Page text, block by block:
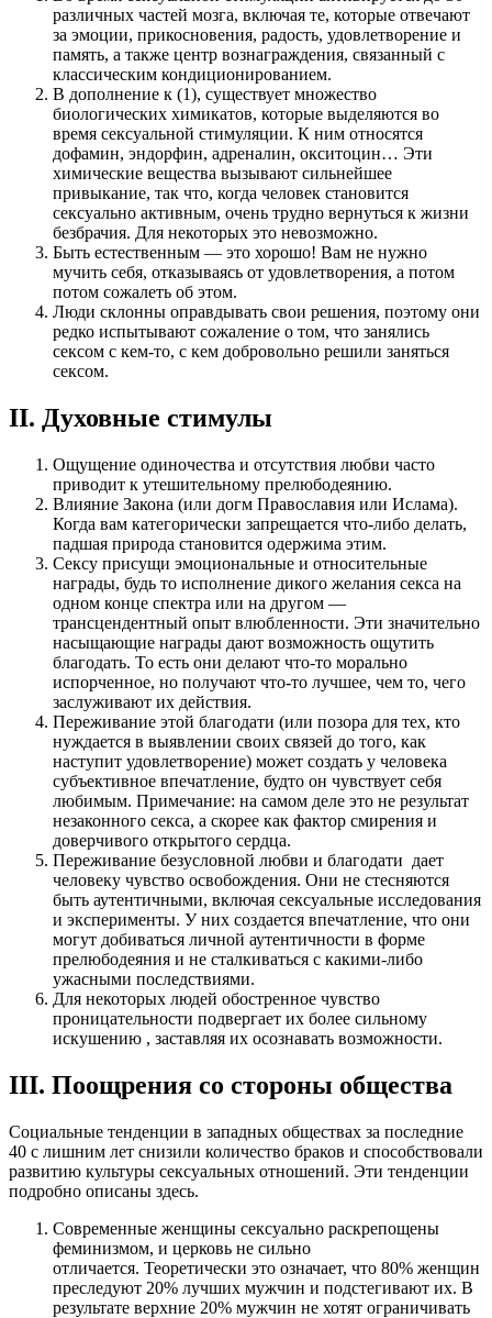
различных частей мозга, включая те, которые отвечают
за эмоции, прикосновения, радость, удовлетворение и
память, а также центр вознаграждения, связанный с
классическим кондиционированием.
В дополнение к (1), существует множество
биологических химикатов, которые выделяются во
время сексуальной стимуляции. К ним относятся
дофамин, эндорфин, адреналин, окситоцин… Эти
химические вещества вызывают сильнейшее
привыкание, так что, когда человек становится
сексуально активным, очень трудно вернуться к жизни
безбрачия. Для некоторых это невозможно.
Быть естественным — это хорошо! Вам не нужно
мучить себя, отказываясь от удовлетворения, а потом
потом сожалеть об этом.
Люди склонны оправдывать свои решения, поэтому они
редко испытывают сожаление о том, что занялись
сексом с кем-то, с кем добровольно решили заняться
сексом.
II. Духовные стимулы
Ощущение одиночества и отсутствия любви часто
приводит к утешительному прелюбодеянию.
Влияние Закона (или догм Православия или Ислама).
Когда вам категорически запрещается что-либо делать,
падшая природа становится одержима этим.
Сексу присущи эмоциональные и относительные
награды, будь то исполнение дикого желания секса на
одном конце спектра или на другом —
трансцендентный опыт влюбленности. Эти значительно
насыщающие награды дают возможность ощутить
благодать. То есть они делают что-то морально
испорченное, но получают что-то лучшее, чем то, чего
заслуживают их действия.
Переживание этой благодати (или позора для тех, кто
нуждается в выявлении своих связей до того, как
наступит удовлетворение) может создать у человека
субъективное впечатление, будто он чувствует себя
любимым. Примечание: на самом деле это не результат
незаконного секса, а скорее как фактор смирения и
доверчивого открытого сердца.
Переживание безусловной любви и благодати дает
человеку чувство освобождения. Они не стесняются
быть аутентичными, включая сексуальные исследования
и эксперименты. У них создается впечатление, что они
могут добиваться личной аутентичности в форме
прелюбодеяния и не сталкиваться с какими-либо
ужасными последствиями.
Для некоторых людей обостренное чувство
проницательности подвергает их более сильному
искушению , заставляя их осознавать возможности.
III. Поощрения со стороны общества
Социальные тенденции в западных обществах за последние
40 с лишним лет снизили количество браков и способствовали
развитию культуры сексуальных отношений. Эти тенденции
подробно описаны здесь.
Современные женщины сексуально раскрепощены
феминизмом, и церковь не сильно
отличается. Теоретически это означает, что 80% женщин
преследуют 20% лучших мужчин и подстегивают их. В
результате верхние 20% мужчин не хотят ограничивать